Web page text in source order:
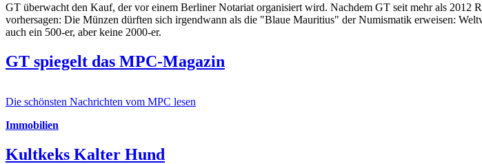
GT überwacht den Kauf, der vor einem Berliner Notariat organisiert wird. Nachdem GT seit mehr als 2012
vorhersagen: Die Münzen dürften sich irgendwann als die "Blaue Mauritius" der Numismatik erweisen:
auch ein 500-er, aber keine 2000-er.
GT spiegelt das MPC-Magazin
Die schönsten Nachrichten vom MPC lesen
Immobilien
Kultkeks Kalter Hund